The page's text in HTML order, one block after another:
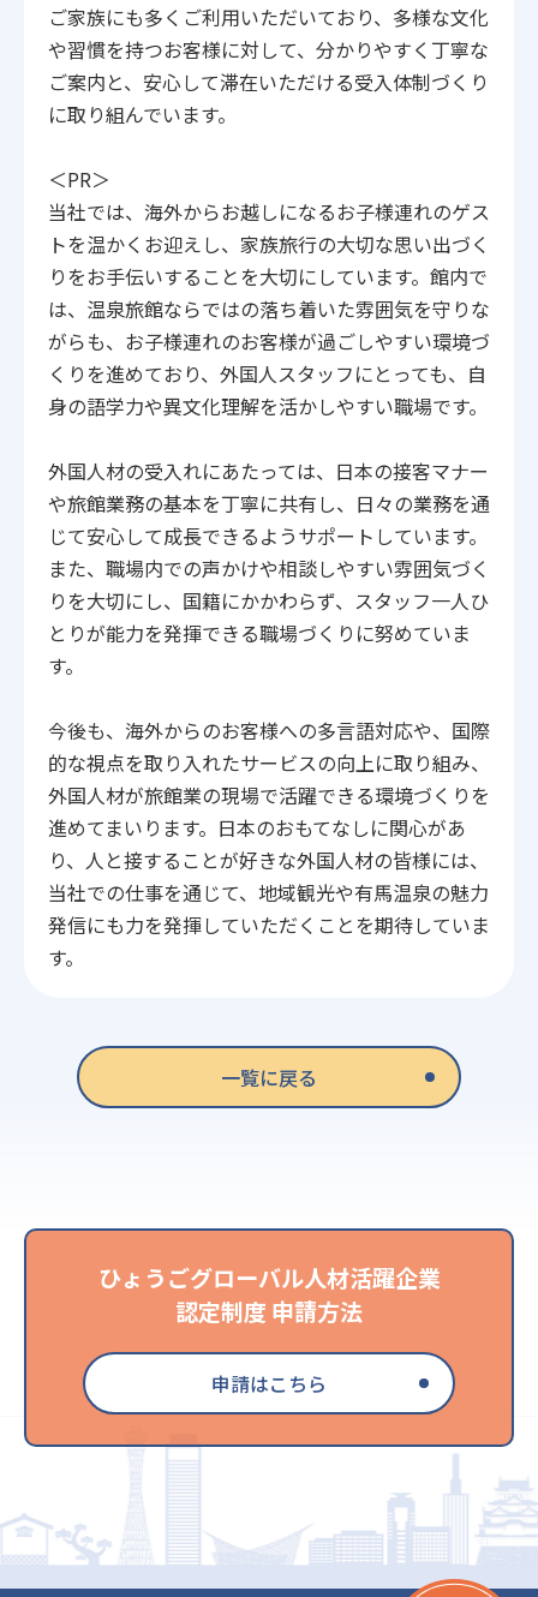
ご家族にも多くご利用いただいており、多様な文化
や習慣を持つお客様に対して、分かりやすく丁寧な
ご案内と、安心して滞在いただける受入体制づくり
に取り組んでいます。
＜PR＞
当社では、海外からお越しになるお子様連れのゲス
トを温かくお迎えし、家族旅行の大切な思い出づく
りをお手伝いすることを大切にしています。館内で
は、温泉旅館ならではの落ち着いた雰囲気を守りな
がらも、お子様連れのお客様が過ごしやすい環境づ
くりを進めており、外国人スタッフにとっても、自
身の語学力や異文化理解を活かしやすい職場です。
外国人材の受入れにあたっては、日本の接客マナー
や旅館業務の基本を丁寧に共有し、日々の業務を通
じて安心して成長できるようサポートしています。
また、職場内での声かけや相談しやすい雰囲気づく
りを大切にし、国籍にかかわらず、スタッフ一人ひ
とりが能力を発揮できる職場づくりに努めていま
す。
今後も、海外からのお客様への多言語対応や、国際
的な視点を取り入れたサービスの向上に取り組み、
外国人材が旅館業の現場で活躍できる環境づくりを
進めてまいります。日本のおもてなしに関心があ
り、人と接することが好きな外国人材の皆様には、
当社での仕事を通じて、地域観光や有馬温泉の魅力
発信にも力を発揮していただくことを期待していま
す。
一覧に戻る
ひょうごグローバル人材活躍企業
認定制度 申請方法
申請はこちら